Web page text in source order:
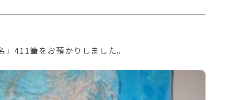
411筆をお預かりしました。